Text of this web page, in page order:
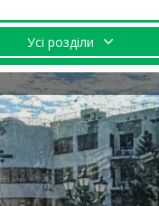
Усі розділи